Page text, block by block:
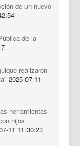
de un nuevo
de la
realizaron
2025-07-11
herramientas
hijos
11 11:30:23